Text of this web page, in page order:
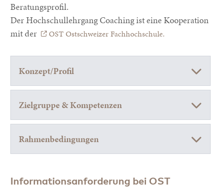
Beratungsprofil.
Der Hochschullehrgang Coaching ist eine Kooperation
mit der
OST Ostschweizer Fachhochschule.
Konzept/Profil
Zielgruppe & Kompetenzen
Rahmenbedingungen
Informationsanforderung bei OST